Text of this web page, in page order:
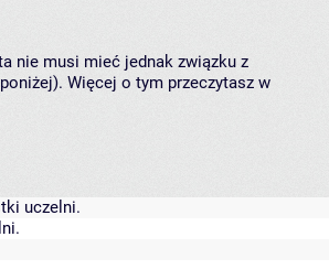
nie musi mieć jednak związku z
Więcej o tym przeczytasz w
uczelni.